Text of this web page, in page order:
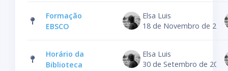
Formação
EBSCO
Elsa Luis
18 de Novembro de 2024
Horário da
Biblioteca
Elsa Luis
30 de Setembro de 2024